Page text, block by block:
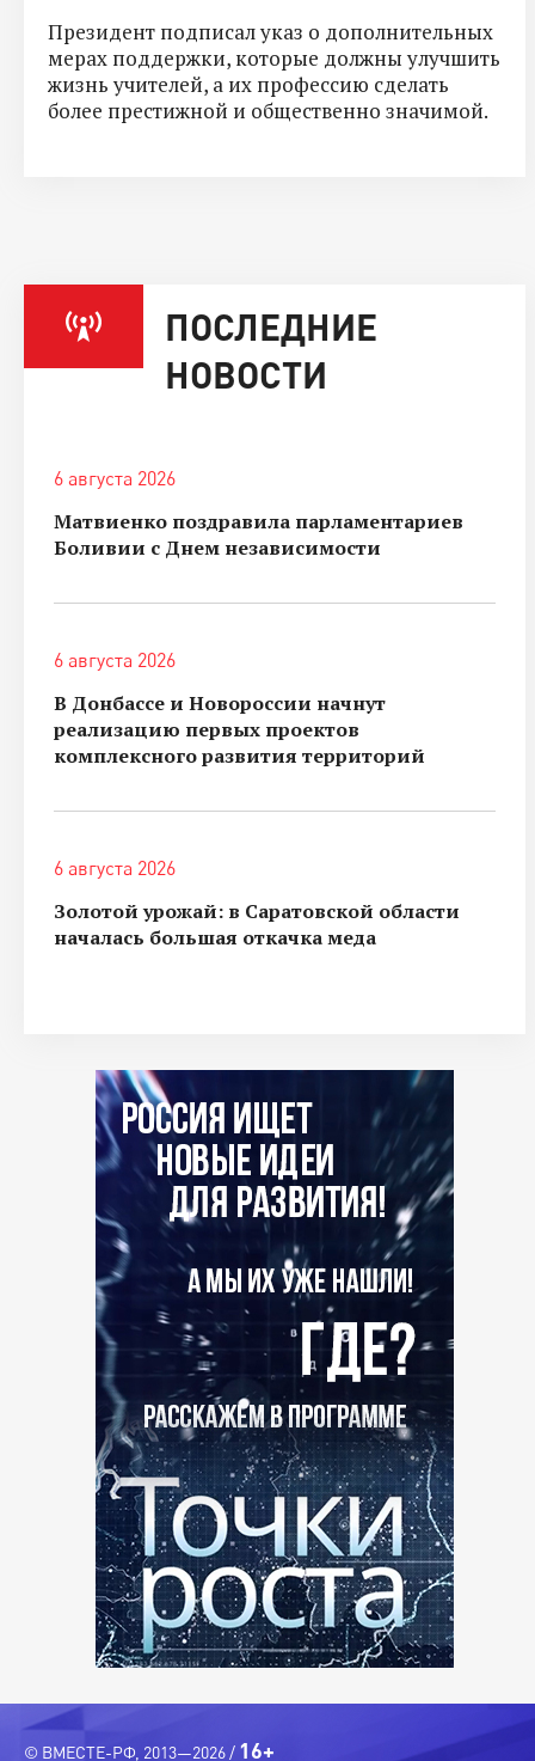
Президент подписал указ о дополнительных
мерах поддержки, которые должны улучшить
жизнь учителей, а их профессию сделать
более престижной и общественно значимой.
ПОСЛЕДНИЕ
НОВОСТИ
6 августа 2026
Матвиенко поздравила парламентариев
Боливии с Днем независимости
6 августа 2026
В Донбассе и Новороссии начнут
реализацию первых проектов
комплексного развития территорий
6 августа 2026
Золотой урожай: в Саратовской области
началась большая откачка меда
© ВМЕСТЕ-РФ, 2013—2026 / 16+